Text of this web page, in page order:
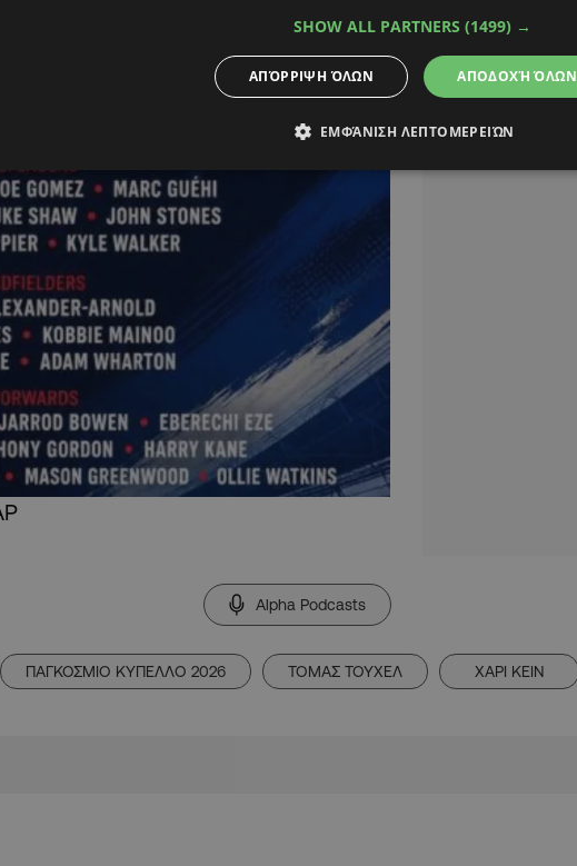
Alpha Podcasts
ΠΑΓΚΟΣΜΙΟ ΚΥΠΕΛΛΟ 2026 ΤΟΜΑΣ ΤΟΥΧΕΛ
ΧΑΡΙ ΚΕΙΝ
SHOW ALL PARTNERS (1499) →
ΑΠΟΔΟΧΉ ΌΛΩΝ
ΑΠΌΡΡΙΨΗ ΌΛΩΝ
ΕΜΦΆΝΙΣΗ ΛΕΠΤΟΜΕΡΕΙΏΝ